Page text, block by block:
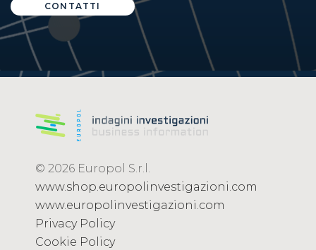
CONTATTI
© 2026 Europol S.r.l.
www.shop.europolinvestigazioni.com
www.europolinvestigazioni.com
Privacy Policy
Cookie Policy